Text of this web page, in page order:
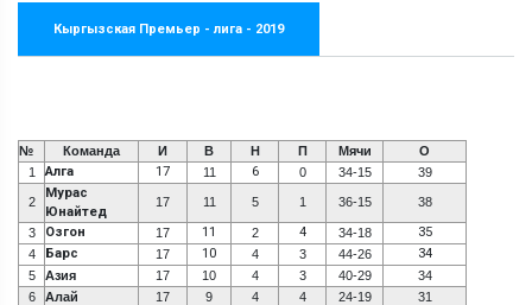
Кыргызская Премьер - лига - 2019
№ Команда И В Н П Мячи
О
1
Алга 17 11 6 0 34-15 39
2
Мурас
Юнайтед
17 11 5 1 36-15 38
3 Озгон 17 11 2 4 34-18 35
4 Барс 17 10 4 3 44-26 34
5 Азия 17 10 4 3 40-29
34
6
Алай 17 9 4 4 24-19
31